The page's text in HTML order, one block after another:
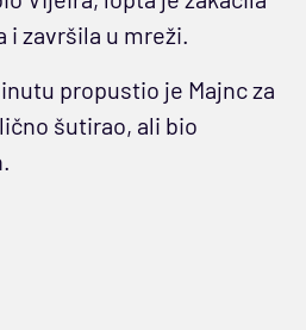
i završila u mreži.
propustio je Majnc za
šutirao, ali bio